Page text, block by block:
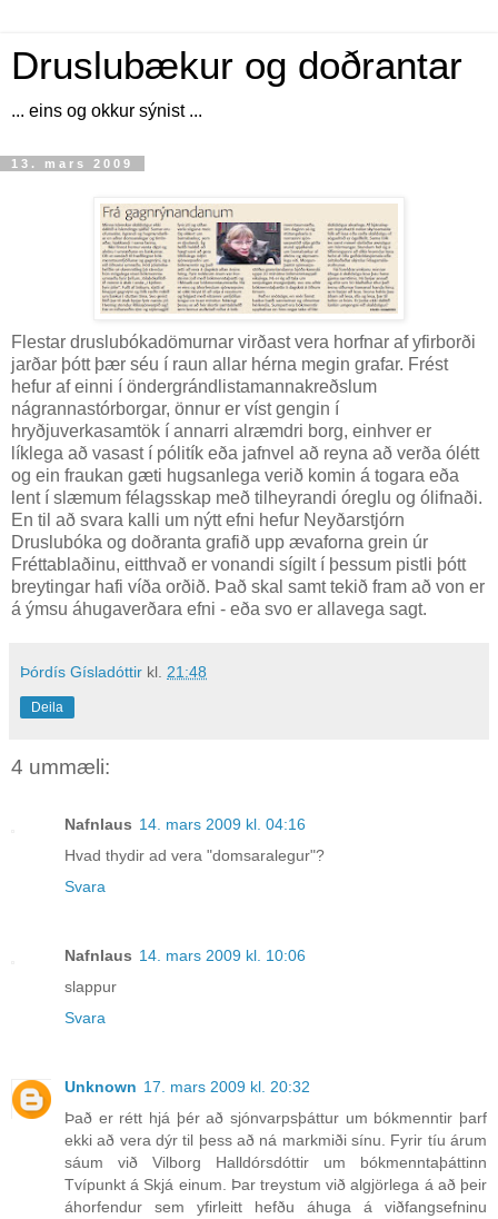
Druslubækur og doðrantar
... eins og okkur sýnist ...
13. mars 2009
Flestar druslubókadömurnar virðast vera horfnar af yfirborði
jarðar þótt þær séu í raun allar hérna megin grafar. Frést
hefur af einni í öndergrándlistamannakreðslum
nágrannastórborgar, önnur er víst gengin í
hryðjuverkasamtök í annarri alræmdri borg, einhver er
líklega að vasast í pólitík eða jafnvel að reyna að verða ólétt
og ein fraukan gæti hugsanlega verið komin á togara eða
lent í slæmum félagsskap með tilheyrandi óreglu og ólifnaði.
En til að svara kalli um nýtt efni hefur Neyðarstjórn
Druslubóka og doðranta grafið upp ævaforna grein úr
Fréttablaðinu, eitthvað er vonandi sígilt í þessum pistli þótt
breytingar hafi víða orðið. Það skal samt tekið fram að von er
á ýmsu áhugaverðara efni - eða svo er allavega sagt.
Þórdís Gísladóttir kl. 21:48
Deila
4 ummæli:
Nafnlaus 14. mars 2009 kl. 04:16
Hvad thydir ad vera "domsaralegur"?
Svara
Nafnlaus 14. mars 2009 kl. 10:06
slappur
Svara
Unknown 17. mars 2009 kl. 20:32
Það er rétt hjá þér að sjónvarpsþáttur um bókmenntir þarf
ekki að vera dýr til þess að ná markmiði sínu. Fyrir tíu árum
sáum við Vilborg Halldórsdóttir um bókmenntaþáttinn
Tvípunkt á Skjá einum. Þar treystum við algjörlega á að þeir
áhorfendur sem yfirleitt hefðu áhuga á viðfangsefninu